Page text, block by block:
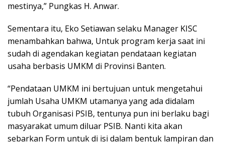
mestinya,” Pungkas H. Anwar.
Sementara itu, Eko Setiawan selaku Manager KISC
menambahkan bahwa, Untuk program kerja saat ini
sudah di agendakan kegiatan pendataan kegiatan
usaha berbasis UMKM di Provinsi Banten.
“Pendataan UMKM ini bertujuan untuk mengetahui
jumlah Usaha UMKM utamanya yang ada didalam
tubuh Organisasi PSIB, tentunya pun ini berlaku bagi
masyarakat umum diluar PSIB. Nanti kita akan
sebarkan Form untuk di isi dalam bentuk lampiran dan